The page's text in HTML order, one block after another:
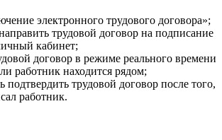
электронного трудового договора»;
трудовой договор на подписание
кабинет;
договор в режиме реального времени
работник находится рядом;
подтвердить трудовой договор после того,
работник.